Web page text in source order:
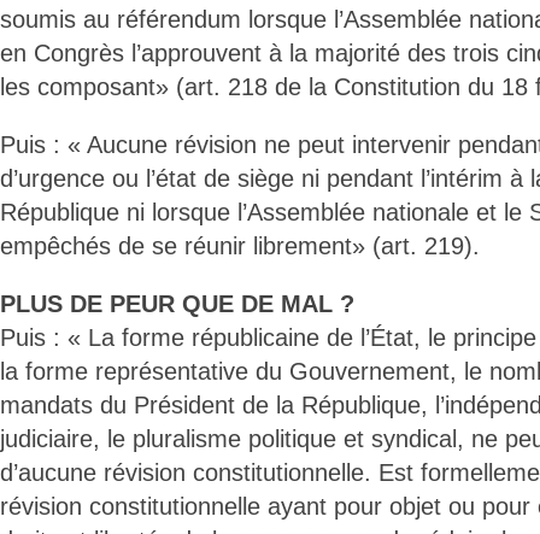
soumis au référendum lorsque l’Assemblée
en Congrès l’approuvent à la majorité des trois
les composant» (art. 218 de la Constitution du 18
Puis : « Aucune révision ne peut intervenir
d’urgence ou l’état de siège ni pendant l’intérim à
République ni lorsque l’Assemblée nationale et le
empêchés de se réunir librement» (art. 219).
PLUS DE PEUR QUE DE MAL ?
Puis : « La forme républicaine de l’État, le
la forme représentative du Gouvernement, le
mandats du Président de la République,
judiciaire, le pluralisme politique et syndical, ne
d’aucune révision constitutionnelle. Est
révision constitutionnelle ayant pour objet ou